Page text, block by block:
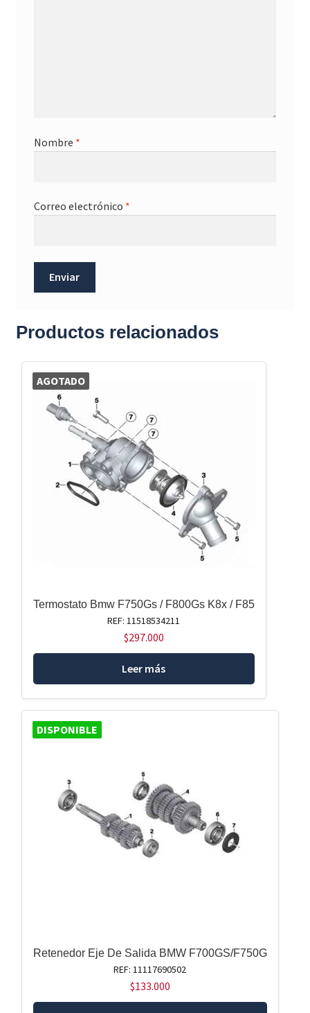
Nombre *
Correo electrónico *
Productos relacionados
AGOTADO
Termostato Bmw F750Gs / F800Gs K8x / F85
REF: 11518534211
$297.000
Leer más
DISPONIBLE
Retenedor Eje De Salida BMW F700GS/F750G
REF: 11117690502
$133.000